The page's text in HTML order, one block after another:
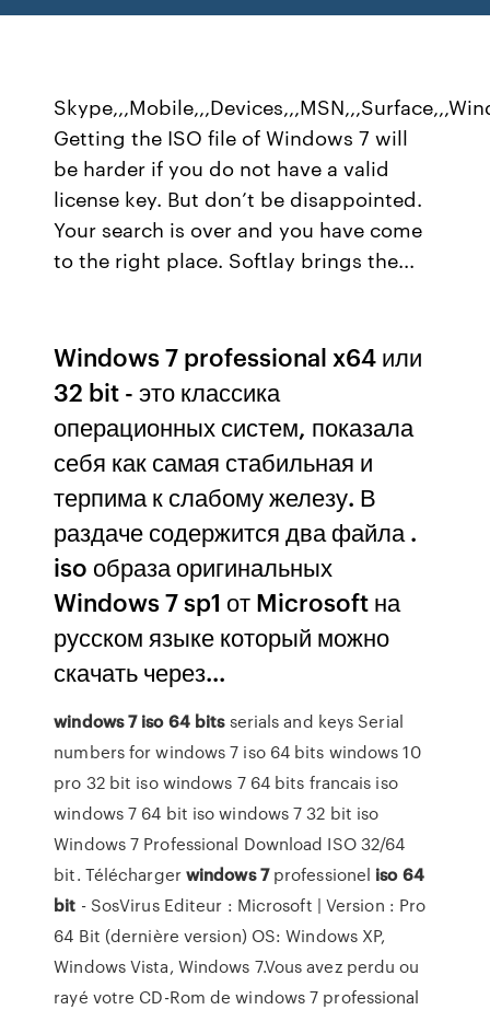
Getting the ISO file of Windows 7 will
be harder if you do not have a valid
license key. But don’t be disappointed.
Your search is over and you have come
to the right place. Softlay brings the...
Windows 7 professional x64 или
32 bit - это классика
операционных систем, показала
себя как самая стабильная и
терпима к слабому железу. В
раздаче содержится два файла .
iso образа оригинальных
Windows 7 sp1 от Microsoft на
русском языке который можно
скачать через...
windows7 iso 64 bitsserials and keys Serial
numbers for windows 7 iso 64 bits windows 10
pro 32 bit iso windows 7 64 bits francais iso
windows 7 64 bit iso windows 7 32 bit iso
Windows 7 Professional Download ISO 32/64
bit. Téléchargerwindows 7professionel iso 64
bit - SosVirus Editeur : Microsoft | Version : Pro
64 Bit (dernière version) OS: Windows XP,
Windows Vista, Windows 7.Vous avez perdu ou
rayé votre CD-Rom de windows 7 professional